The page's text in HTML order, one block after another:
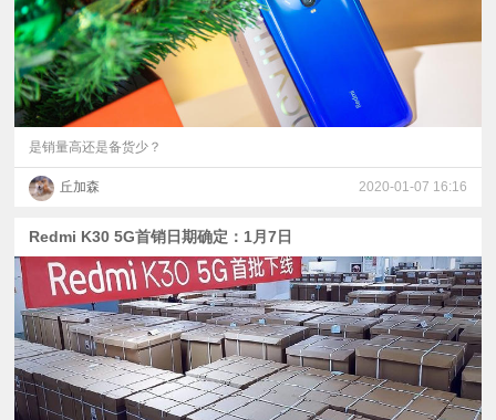
是销量高还是备货少？
丘加森 2020-01-07 16:16
Redmi K30 5G首销日期确定：1月7日